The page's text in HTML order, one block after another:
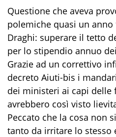
Questione che aveva
polemiche quasi un anno
Draghi: superare il tetto
per lo stipendio annuo
Grazie ad un correttivo
decreto Aiuti-bis i
dei ministeri ai capi delle
avrebbero così visto
Peccato che la cosa non
tanto da irritare lo stesso